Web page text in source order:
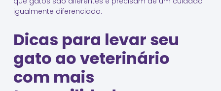
igualmente diferenciado.
Dicas para levar seu
gato ao veterinário
com mais